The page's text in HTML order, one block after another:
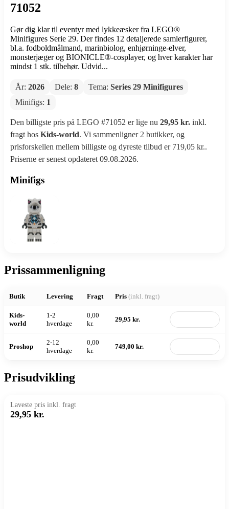
71052
Gør dig klar til eventyr med lykkeæsker fra LEGO®
Minifigures Serie 29. Der findes 12 detaljerede samlerfigurer,
bl.a. fodboldmålmand, marinbiolog, enhjørninge-elver,
monsterjæger og BIONICLE®-cosplayer, og hver karakter har
mindst 1 stk. tilbehør. Udvid...
År: 2026 Dele: 8 Tema: Series 29 Minifigures
Minifigs: 1
Den billigste pris på LEGO #71052 er lige nu 29,95 kr. inkl.
fragt hos Kids-world. Vi sammenligner 2 butikker, og
prisforskellen mellem billigste og dyreste tilbud er 719,05 kr..
Priserne er senest opdateret 09.08.2026.
Minifigs
Prissammenligning
Butik Levering Fragt Pris (inkl. fragt)
Kids-
world
1-2
hverdage
0,00
kr.
29,95 kr.
Proshop
2-12
hverdage
0,00
kr.
749,00 kr.
Prisudvikling
Laveste pris inkl. fragt
29,95 kr.